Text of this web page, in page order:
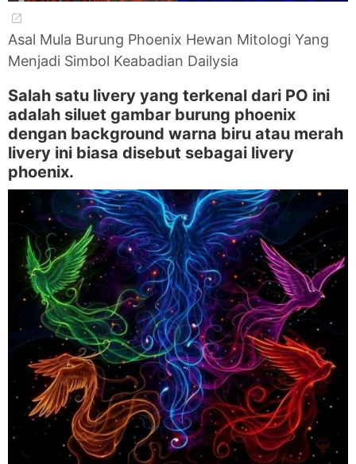
Asal Mula Burung Phoenix Hewan Mitologi Yang
Menjadi Simbol Keabadian Dailysia
Salah satu livery yang terkenal dari PO ini
adalah siluet gambar burung phoenix
dengan background warna biru atau merah
livery ini biasa disebut sebagai livery
phoenix.